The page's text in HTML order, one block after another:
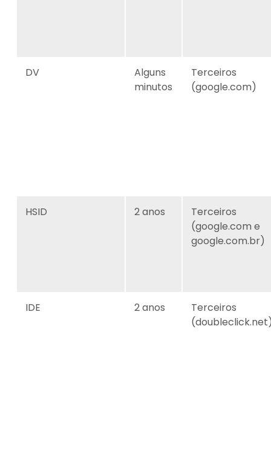
DV
Alguns
minutos
Terceiros
(google.com)
HSID 2 anos
Terceiros
(google.com e
google.com.br)
IDE 2 anos
Terceiros